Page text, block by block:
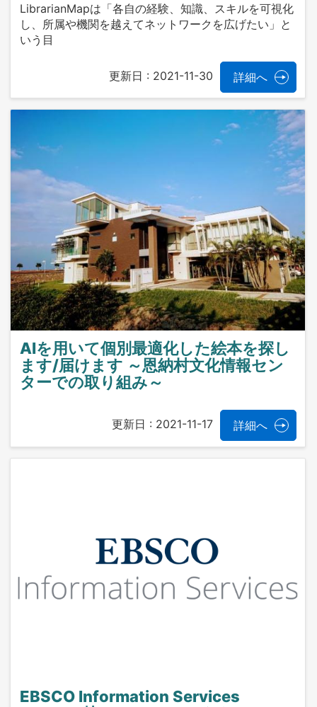
LibrarianMapは「各自の経験、知識、スキルを可視化
し、所属や機関を越えてネットワークを広げたい」と
いう目
更新日 : 2021-11-30 詳細へ
AIを用いて個別最適化した絵本を探し
ます/届けます ～恩納村文化情報セン
ターでの取り組み～
更新日 : 2021-11-17 詳細へ
EBSCO Information Services